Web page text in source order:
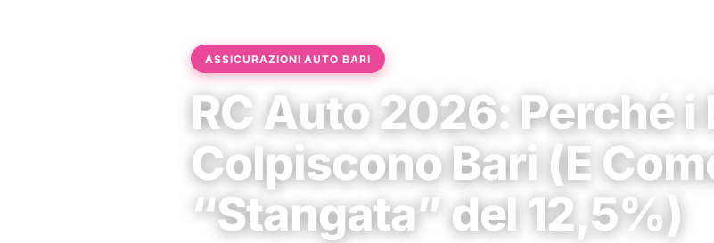
ASSICURAZIONI AUTO BARI
RC Auto 2026: Perché i
Colpiscono Bari (E
“Stangata” del 12,5%)